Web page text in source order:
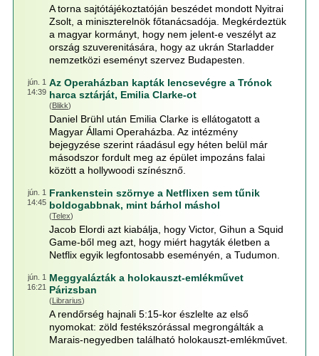
A torna sajtótájékoztatóján beszédet mondott Nyitrai
Zsolt, a miniszterelnök főtanácsadója. Megkérdeztük
a magyar kormányt, hogy nem jelent-e veszélyt az
ország szuverenitására, hogy az ukrán Starladder
nemzetközi eseményt szervez Budapesten.
jún. 1
14:39
Az Operaházban kapták lencsevégre a Trónok
harca sztárját, Emilia Clarke-ot
(Blikk)
Daniel Brühl után Emilia Clarke is ellátogatott a
Magyar Állami Operaházba. Az intézmény
bejegyzése szerint ráadásul egy héten belül már
másodszor fordult meg az épület impozáns falai
között a hollywoodi színésznő.
jún. 1
14:45
Frankenstein szörnye a Netflixen sem tűnik
boldogabbnak, mint bárhol máshol
(Telex)
Jacob Elordi azt kiabálja, hogy Victor, Gihun a Squid
Game-ből meg azt, hogy miért hagyták életben a
Netflix egyik legfontosabb eseményén, a Tudumon.
jún. 1
16:21
Meggyalázták a holokauszt-emlékművet
Párizsban
(Librarius)
A rendőrség hajnali 5:15-kor észlelte az első
nyomokat: zöld festékszórással megrongálták a
Marais-negyedben található holokauszt-emlékművet.